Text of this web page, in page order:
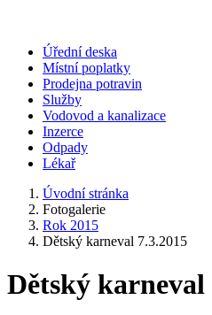
Úřední deska
Místní poplatky
Prodejna potravin
Služby
Vodovod a kanalizace
Inzerce
Odpady
Lékař
Úvodní stránka
Fotogalerie
Rok 2015
Dětský karneval 7.3.2015
Dětský karneval